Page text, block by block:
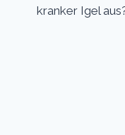
kranker Igel